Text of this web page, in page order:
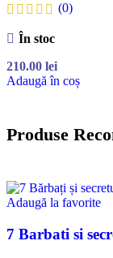
(0)
În stoc
210.00 lei
Adaugă în coș
Produse
Adaugă la favorite
7 Barbati si